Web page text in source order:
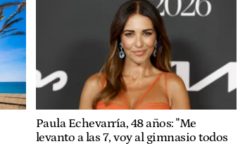
Paula Echevarría, 48 años: "Me
levanto a las 7, voy al gimnasio todos